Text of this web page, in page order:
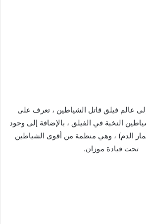
إلى عالم فيلق قاتل الشياطين ، تعرف على
النخبة في الفيلق ، بالإضافة إلى وجود
الدم) ، وهي منظمة من أقوى الشياطين
تحت قيادة موزان.